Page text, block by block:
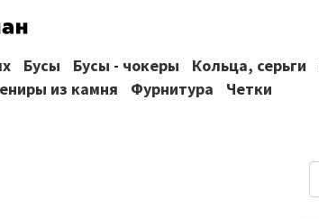
Бусы Бусы - чокеры Кольца, серьги
из камня Фурнитура Четки